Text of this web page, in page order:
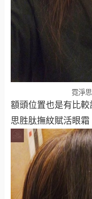
霓淨
額頭位置也是有比
思胜肽撫紋賦活眼霜